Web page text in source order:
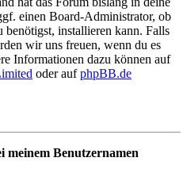
einen Board-Administrator, ob
benötigst, installieren kann. Falls
wir uns freuen, wenn du es
Informationen dazu können auf
oder aufphpBB.de
meinem Benutzernamen